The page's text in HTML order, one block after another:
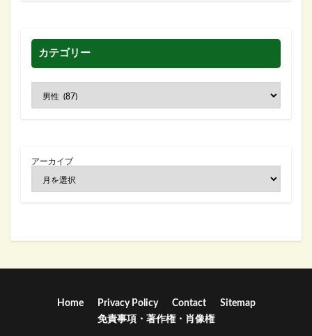
カテゴリー
アーカイブ
Home Privacy Policy Contact
Sitemap
免責事項・著作権・肖像権